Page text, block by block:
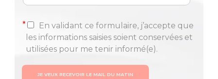
*
En validant ce formulaire, j’accepte que
les informations saisies soient conservées et
utilisées pour me tenir informé(e).
JE VEUX RECEVOIR LE MAIL DU MATIN